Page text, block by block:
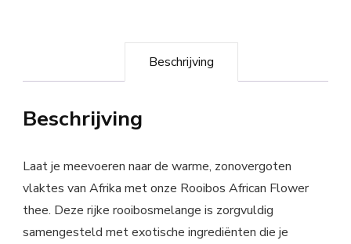
Beschrijving
Beschrijving
Laat je meevoeren naar de warme, zonovergoten
vlaktes van Afrika met onze Rooibos African Flower
thee. Deze rijke rooibosmelange is zorgvuldig
samengesteld met exotische ingrediënten die je